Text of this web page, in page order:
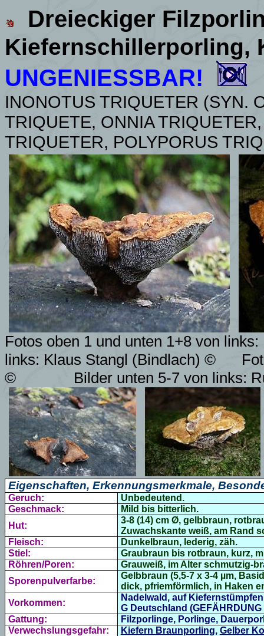
Dreieckiger
Kiefernschillerporling,
UNGENIESSBAR!
INONOTUS TRIQUETER (SYN.
TRIQUETE, ONNIA
TRIQUETER, POLYPORUS
Fotos oben 1 und unten 1+8 von
links: Klaus Stangl (Bindlach) ©
©
Bilder unten 5-7 von links:
Eigenschaften, Erkennungsmerkmale,
Geruch:
Unbedeutend.
Geschmack:
Mild bis bitterlich.
Hut:
3-8 (14) cm Ø, gelbbraun,
Zuwachskante weiß, am Rand
Fleisch:
Dunkelbraun, lederig, zäh.
Stiel:
Graubraun bis rotbraun, kurz,
Röhren/Poren:
Grauweiß, im Alter schmutzig-
Sporenpulverfarbe:
Gelbbraun (5,5-7 x 3-4 µm,
dick, pfriemförmlich, in Haken
Vorkommen:
Nadelwald, auf
G Deutschland
Gattung:
Filzporlinge, Porlinge,
Verwechslungsgefahr:
Kiefern Braunporling, Gelber